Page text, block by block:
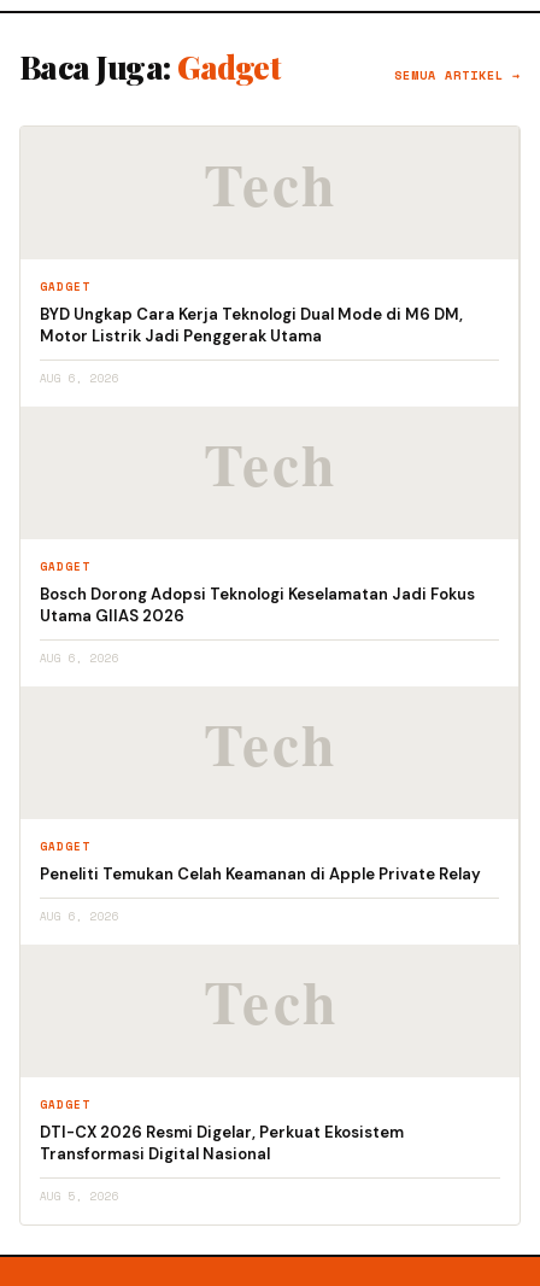
Baca Juga: Gadget SEMUA ARTIKEL →
GADGET
BYD Ungkap Cara Kerja Teknologi Dual Mode di M6 DM,
Motor Listrik Jadi Penggerak Utama
AUG 6, 2026
GADGET
Bosch Dorong Adopsi Teknologi Keselamatan Jadi Fokus
Utama GIIAS 2026
AUG 6, 2026
GADGET
Peneliti Temukan Celah Keamanan di Apple Private Relay
AUG 6, 2026
GADGET
DTI-CX 2026 Resmi Digelar, Perkuat Ekosistem
Transformasi Digital Nasional
AUG 5, 2026